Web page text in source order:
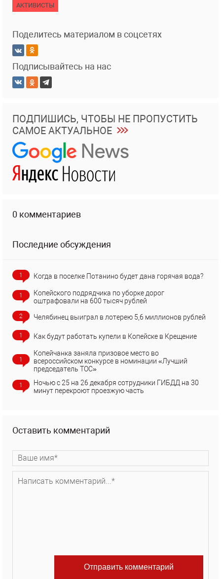
АКТИВИСТЫ
Поделитесь материалом в соцсетях
Подписывайтесь на нас
ПОДПИШИСЬ, ЧТОБЫ НЕ ПРОПУСТИТЬ
САМОЕ АКТУАЛЬНОЕ
0 комментариев
Последние обсуждения
1 Когда в поселке Потанино будет дана горячая вода?
1
Копейского подрядчика по уборке дорог
оштрафовали на 600 тысяч рублей
2 Челябинец выиграл в лотерею 5,6 миллионов рублей
1 Как будут работать купели в Копейске в Крещение
1
Копейчанка заняла призовое место во
всероссийском конкурсе в номинации «Лучший
председатель ТОС»
1
Ночью с 25 на 26 декабря сотрудники ГИБДД на 30
минут перекроют проезжую часть
Оставить комментарий